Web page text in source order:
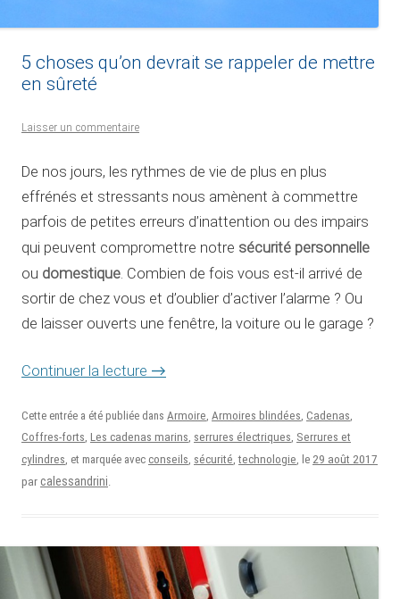
5 choses qu’on devrait se rappeler de mettre
en sûreté
Laisser un commentaire
De nos jours, les rythmes de vie de plus en plus
effrénés et stressants nous amènent à commettre
parfois de petites erreurs d’inattention ou des impairs
qui peuvent compromettre notre sécurité personnelle
ou domestique. Combien de fois vous est-il arrivé de
sortir de chez vous et d’oublier d’activer l’alarme ? Ou
de laisser ouverts une fenêtre, la voiture ou le garage ?
Continuer la lecture →
Cette entrée a été publiée dans Armoire, Armoires blindées, Cadenas,
Coffres-forts, Les cadenas marins, serrures électriques, Serrures et
cylindres, et marquée avec conseils, sécurité,technologie, le 29 août 2017
par calessandrini.